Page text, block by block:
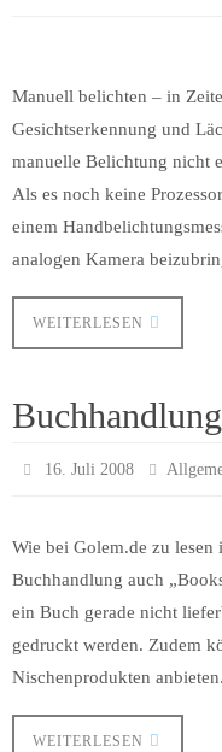
Manuell belichten – in
Gesichtserkennung und
manuelle Belichtung nicht
Als es noch keine
einem
analogen Kamera
WEITERLESEN
16. Juli 2008
Wie bei Golem.de zu
Buchhandlung auch
ein Buch gerade nicht
gedruckt werden. Zudem
Nischenprodukten anbieten.
WEITERLESEN